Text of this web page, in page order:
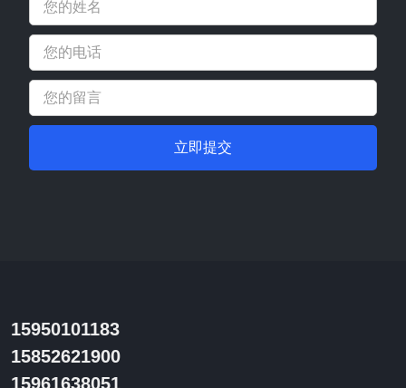
立即提交
15950101183
15852621900
15961638051